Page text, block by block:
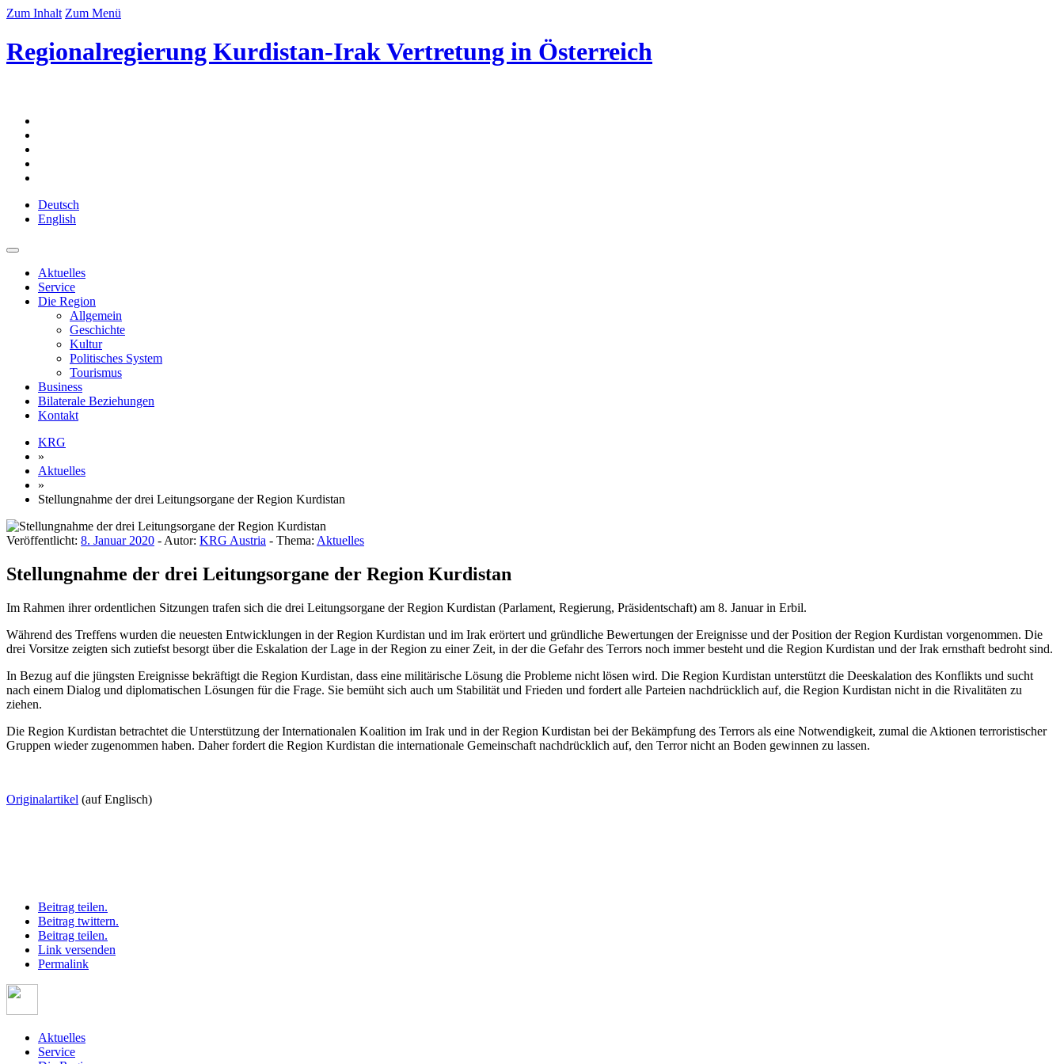
Zum Inhalt Zum Menü
Regionalregierung Kurdistan-Irak Vertretung in Österreich
Deutsch
English
Aktuelles
Service
Die Region
Allgemein
Geschichte
Kultur
Politisches System
Tourismus
Business
Bilaterale Beziehungen
Kontakt
KRG
»
Aktuelles
»
Stellungnahme der drei Leitungsorgane der Region Kurdistan
Veröffentlicht: 8. Januar 2020 - Autor: KRG Austria - Thema: Aktuelles
Stellungnahme der drei Leitungsorgane der Region Kurdistan
Im Rahmen ihrer ordentlichen Sitzungen trafen sich die drei Leitungsorgane der Region Kurdistan (Parlament, Regierung, Präsidentschaft) am 8. Januar in Erbil.
Während des Treffens wurden die neuesten Entwicklungen in der Region Kurdistan und im Irak erörtert und gründliche Bewertungen der Ereignisse und der Position der Region Kurdistan vorgenommen. Die
drei Vorsitze zeigten sich zutiefst besorgt über die Eskalation der Lage in der Region zu einer Zeit, in der die Gefahr des Terrors noch immer besteht und die Region Kurdistan und der Irak ernsthaft bedroht sind.
In Bezug auf die jüngsten Ereignisse bekräftigt die Region Kurdistan, dass eine militärische Lösung die Probleme nicht lösen wird. Die Region Kurdistan unterstützt die Deeskalation des Konflikts und sucht
nach einem Dialog und diplomatischen Lösungen für die Frage. Sie bemüht sich auch um Stabilität und Frieden und fordert alle Parteien nachdrücklich auf, die Region Kurdistan nicht in die Rivalitäten zu
ziehen.
Die Region Kurdistan betrachtet die Unterstützung der Internationalen Koalition im Irak und in der Region Kurdistan bei der Bekämpfung des Terrors als eine Notwendigkeit, zumal die Aktionen terroristischer
Gruppen wieder zugenommen haben. Daher fordert die Region Kurdistan die internationale Gemeinschaft nachdrücklich auf, den Terror nicht an Boden gewinnen zu lassen.
Originalartikel (auf Englisch)
Beitrag teilen.
Beitrag twittern.
Beitrag teilen.
Link versenden
Permalink
Aktuelles
Service